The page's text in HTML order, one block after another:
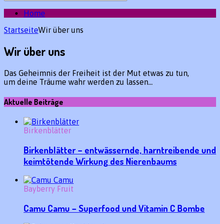
des
gewünschten
Home
StartseiteWir über uns
Wir über uns
Das Geheimnis der Freiheit ist der Mut etwas zu tun,
um deine Träume wahr werden zu lassen…
Aktuelle Beiträge
Birkenblätter
Birkenblätter – entwässernde, harntreibende und
keimtötende Wirkung des Nierenbaums
Bayberry Fruit
Camu Camu – Superfood und Vitamin C Bombe